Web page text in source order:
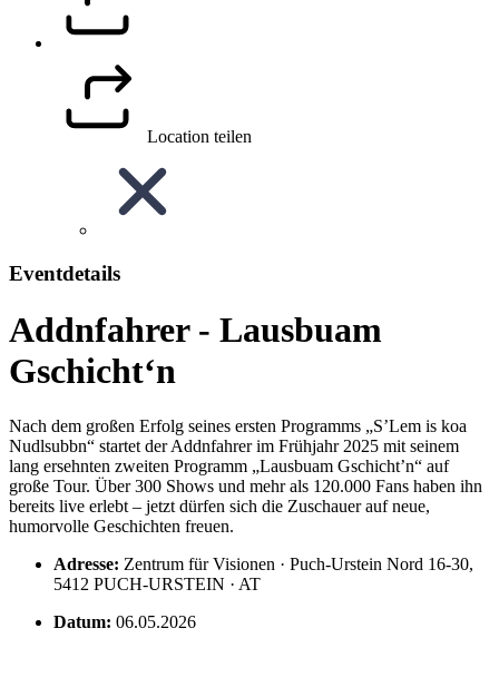
Location teilen
Eventdetails
Addnfahrer - Lausbuam
Gschicht‘n
Nach dem großen Erfolg seines ersten Programms „S’Lem is koa
Nudlsubbn“ startet der Addnfahrer im Frühjahr 2025 mit seinem
lang ersehnten zweiten Programm „Lausbuam Gschicht’n“ auf
große Tour. Über 300 Shows und mehr als 120.000 Fans haben ihn
bereits live erlebt – jetzt dürfen sich die Zuschauer auf neue,
humorvolle Geschichten freuen.
Adresse: Zentrum für Visionen · Puch-Urstein Nord 16-30,
5412 PUCH-URSTEIN · AT
Datum: 06.05.2026